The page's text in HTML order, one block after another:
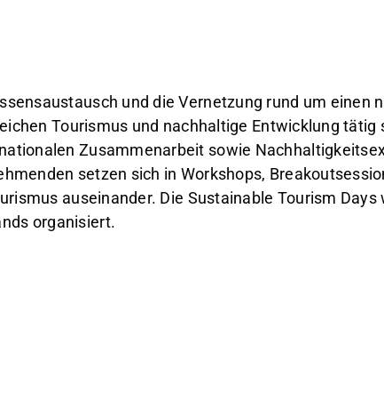
und die Vernetzung rund um
Tourismus und nachhaltige Entwicklung
Zusammenarbeit sowie
setzen sich in Workshops,
auseinander. Die Sustainable Tourism
organisiert.